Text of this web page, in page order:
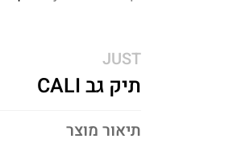
JUST
תיק גב CALI
תיאור מוצר